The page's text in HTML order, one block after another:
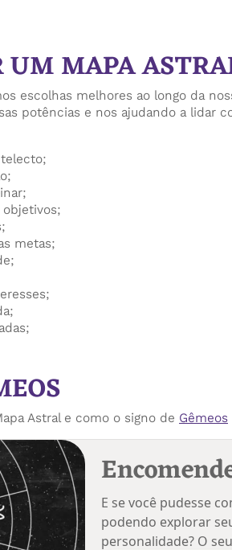
UM MAPA
escolhas melhores ao longo da
potências e nos ajudando a lidar
objetivos;
metas;
Astral e como o signo de Gêmeos
E se você pudesse
podendo explorar
personalidade? O